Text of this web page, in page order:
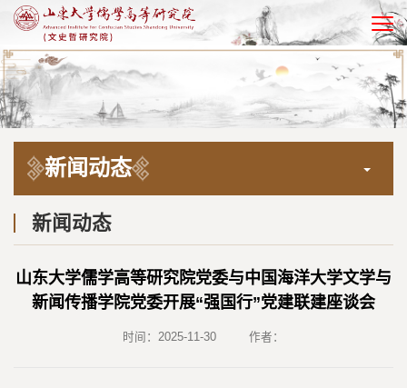
EN
新闻动态
新闻动态
山东大学儒学高等研究院党委与中国海洋大学文学与
新闻传播学院党委开展“强国行”党建联建座谈会
时间：2025-11-30 作者：